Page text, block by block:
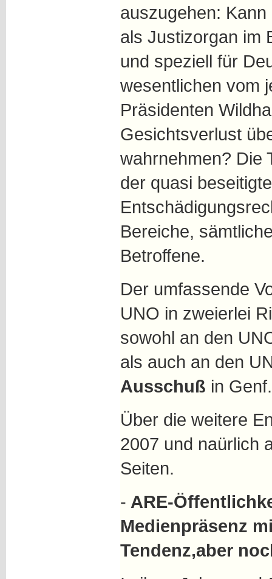
auszugehen:
als Justizorgan im
und speziell für
wesentlichen vom
Präsidenten
Gesichtsverlust
wahrnehmen? Die
der quasi
Bereiche,
Betroffene.
Der umfassende
UNO in zweierlei
sowohl an den
als auch an den
Ausschuß in Genf.
Über die weitere
2007 und naürlich
Seiten.
- ARE-
Medienpräsenz
Tendenz,aber